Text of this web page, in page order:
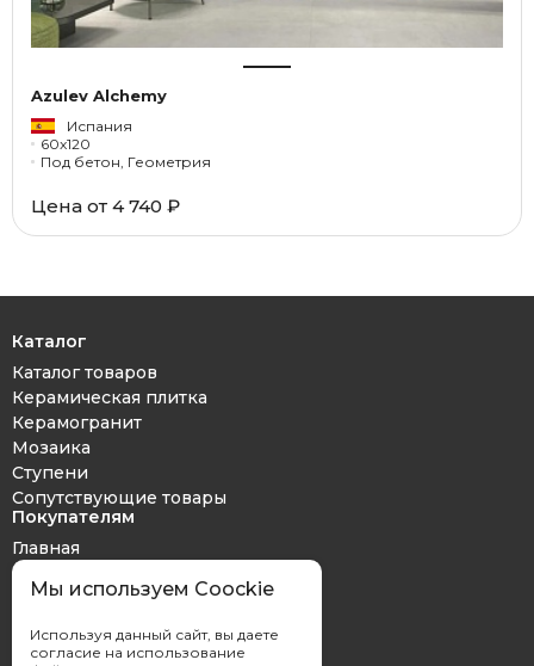
Azulev Alchemy
Испания
60x120
Под бетон, Геометрия
Цена от 4 740 ₽
Каталог
Каталог товаров
Керамическая плитка
Керамогранит
Мозаика
Ступени
Сопутствующие товары
Покупателям
Главная
Дизайн проект
Оплата и доставка
Контакты
Мы используем Coockie
Используя данный сайт, вы даете
согласие на использование